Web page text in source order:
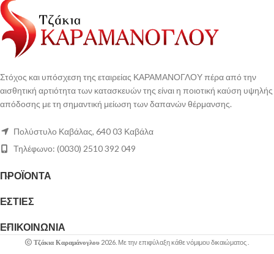
Στόχος και υπόσχεση της εταιρείας ΚΑΡΑΜΑΝΟΓΛΟΥ πέρα από την
αισθητική αρτιότητα των κατασκευών της είναι η ποιοτική καύση υψηλής
απόδοσης με τη σημαντική μείωση των δαπανών θέρμανσης.
Πολύστυλο Καβάλας, 640 03 Καβάλα
Τηλέφωνο: (0030) 2510 392 049
ΠΡΟΪΟΝΤΑ
ΕΣΤΙΕΣ
ΕΠΙΚΟΙΝΩΝΙΑ
Τζάκια Καραμάνογλου 2026. Με την επιφύλαξη κάθε νόμιμου δικαιώματος .